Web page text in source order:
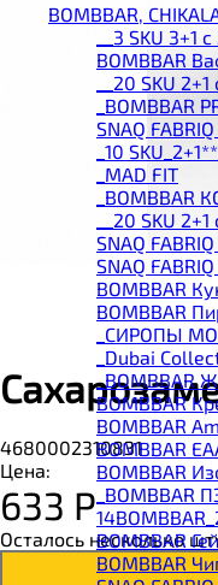
BOMBBAR,
__3 SKU 3+1
BOMBBAR
__20 SKU
SNAQ
_10
_MAD FIT
__20 SKU
SNAQ
SNAQ
BOMBBAR
BOMBBAR
_CИРОПЫ
_Dubai
BOMBBAR
BOMBBAR
BOMBBAR
BOMBBAR
BOMBBAR
BOMBBAR
4680002310831
Цена:
633 Р
Осталось несколько